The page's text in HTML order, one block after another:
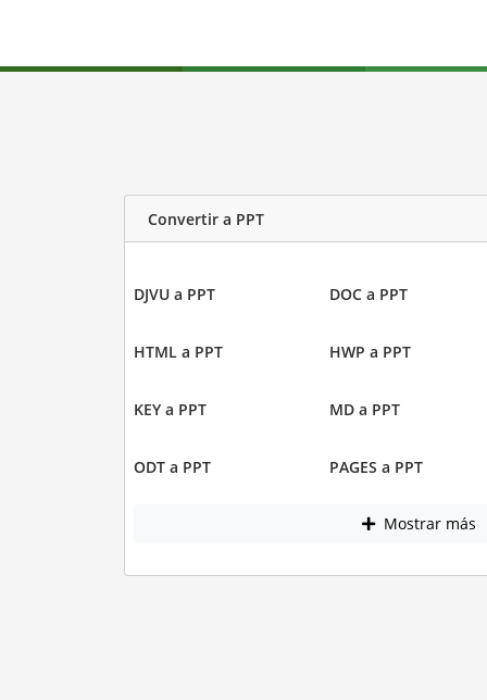
Convertir a PPT
DJVU a PPT DOC a PPT
HTML a PPT HWP a PPT
KEY a PPT MD a PPT
ODT a PPT PAGES a PPT
Mostrar más